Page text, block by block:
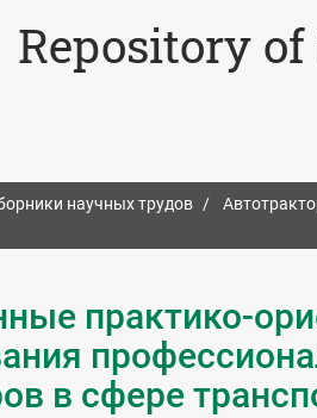
Repository
научных трудов
практико-
в сфере